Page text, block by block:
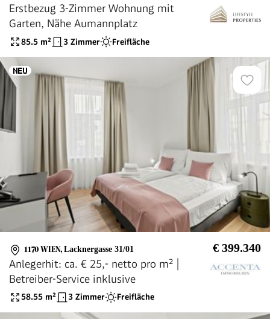
Erstbezug 3-Zimmer Wohnung mit
Garten, Nähe Aumannplatz
85.5 m² 3 Zimmer Freifläche
1170 WIEN, Lacknergasse 31/01 € 399.340
Anlegerhit: ca. € 25,- netto pro m² |
Betreiber-Service inklusive
58.55 m² 3 Zimmer Freifläche